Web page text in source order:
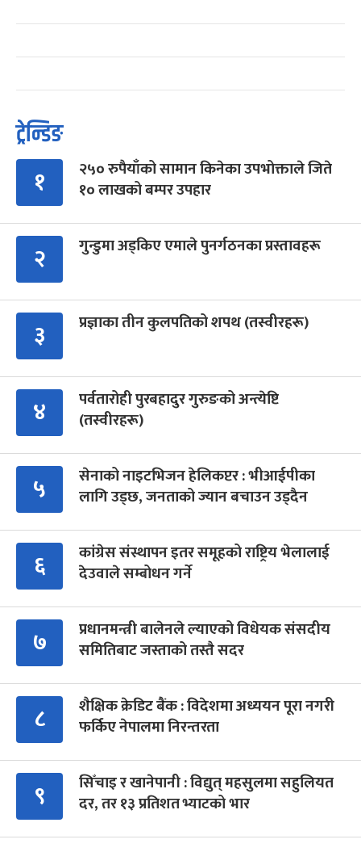
ट्रेन्डिङ
१
२५० रुपैयाँको सामान किनेका उपभोक्ताले जिते
१० लाखको बम्पर उपहार
२ गुन्डुमा अड्किए एमाले पुनर्गठनका प्रस्तावहरू
३ प्रज्ञाका तीन कुलपतिको शपथ (तस्वीरहरू)
४
पर्वतारोही पुरबहादुर गुरुङको अन्त्येष्टि
(तस्वीरहरू)
५
सेनाको नाइटभिजन हेलिकप्टर : भीआईपीका
लागि उड्छ, जनताको ज्यान बचाउन उड्दैन
६
कांग्रेस संस्थापन इतर समूहको राष्ट्रिय भेलालाई
देउवाले सम्बोधन गर्ने
७
प्रधानमन्त्री बालेनले ल्याएको विधेयक संसदीय
समितिबाट जस्ताको तस्तै सदर
८
शैक्षिक क्रेडिट बैंक : विदेशमा अध्ययन पूरा नगरी
फर्किए नेपालमा निरन्तरता
९
सिँचाइ र खानेपानी : विद्युत् महसुलमा सहुलियत
दर, तर १३ प्रतिशत भ्याटको भार